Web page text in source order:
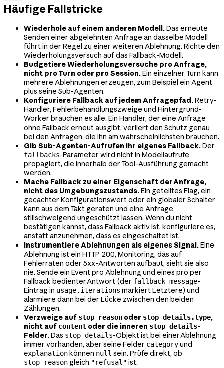
Häufige Fallstricke
Wiederhole auf einem anderen Modell.Das erneute
Senden einer abgelehnten Anfrage an dasselbe Modell
führt in der Regel zu einer weiteren Ablehnung. Richte den
Wiederholungsversuch auf das Fallback-Modell.
Budgetiere Wiederholungsversuche pro Anfrage,
nicht pro Turn oder pro Session.Ein einzelner Turn kann
mehrere Ablehnungen erzeugen, zum Beispiel ein Agent
plus seine Sub-Agenten.
Konfiguriere Fallback auf jedem Anfragepfad.Retry-
Handler, Fehlerbehandlungszweige und Hintergrund-
Worker brauchen es alle. Ein Handler, der eine Anfrage
ohne Fallback erneut ausgibt, verliert den Schutz genau
bei den Anfragen, die ihn am wahrscheinlichsten brauchen.
Gib Sub-Agenten-Aufrufen ihr eigenes Fallback.Der
fallbacks-Parameter wird nicht in Modellaufrufe
propagiert, die innerhalb der Tool-Ausführung gemacht
werden.
Mache Fallback zu einer Eigenschaft der Anfrage,
nicht des Umgebungszustands.Ein geteiltes Flag, ein
gecachter Konfigurationswert oder ein globaler Schalter
kann aus dem Takt geraten und eine Anfrage
stillschweigend ungeschützt lassen. Wenn du nicht
bestätigen kannst, dass Fallback aktiv ist, konfiguriere es,
anstatt anzunehmen, dass es eingeschaltet ist.
Instrumentiere Ablehnungen als eigenes Signal.Eine
Ablehnung ist ein HTTP 200, Monitoring, das auf
Fehlerraten oder 5xx-Antworten aufbaut, sieht sie also
nie. Sende ein Event pro Ablehnung und eines pro per
Fallback bedienter Antwort (der fallback_message-
Eintrag in usage.iterations markiert Letztere) und
alarmiere dann bei der Lücke zwischen den beiden
Zählungen.
Verzweige auf stop_reason oder stop_details.type,
nicht auf content oder die inneren stop_details-
Felder.Das stop_details-Objekt ist bei einer Ablehnung
immer vorhanden, aber seine Felder categoryund
explanationkönnen null sein. Prüfe direkt, ob
stop_reason gleich "refusal" ist.